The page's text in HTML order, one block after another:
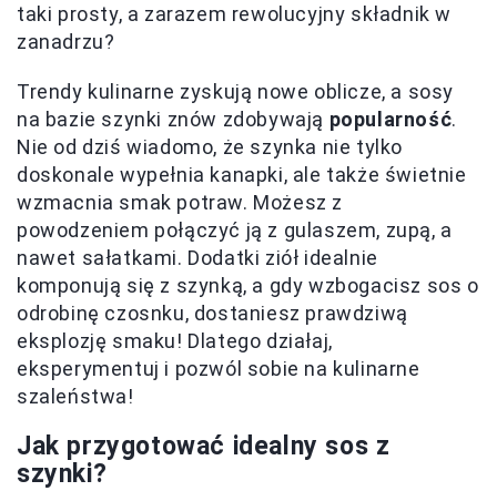
taki prosty, a zarazem rewolucyjny składnik w
zanadrzu?
Trendy kulinarne zyskują nowe oblicze, a sosy
na bazie szynki znów zdobywają popularność.
Nie od dziś wiadomo, że szynka nie tylko
doskonale wypełnia kanapki, ale także świetnie
wzmacnia smak potraw. Możesz z
powodzeniem połączyć ją z gulaszem, zupą, a
nawet sałatkami. Dodatki ziół idealnie
komponują się z szynką, a gdy wzbogacisz sos o
odrobinę czosnku, dostaniesz prawdziwą
eksplozję smaku! Dlatego działaj,
eksperymentuj i pozwól sobie na kulinarne
szaleństwa!
Jak przygotować idealny sos z
szynki?